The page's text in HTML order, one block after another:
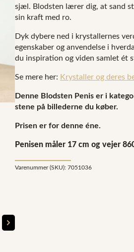
sjæl. Blodsten lærer dig, at sand
sin kraft med ro.
Dyk dybere ned i krystallernes
egenskaber og anvendelse i
du inspiration og viden samlet ét
Se mere her: Krystaller og deres
Denne Blodsten Penis er i
stene på billederne du køber.
Prisen er for denne éne.
Penisen måler 17 cm og vejer
Varenummer (SKU): 7051036